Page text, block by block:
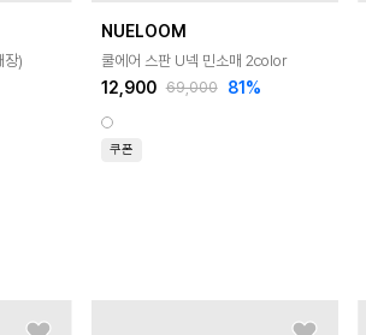
NUELOOM
쿨에어 스판 U넥 민소매 2color
12,900 69,000 81 %
쿠폰